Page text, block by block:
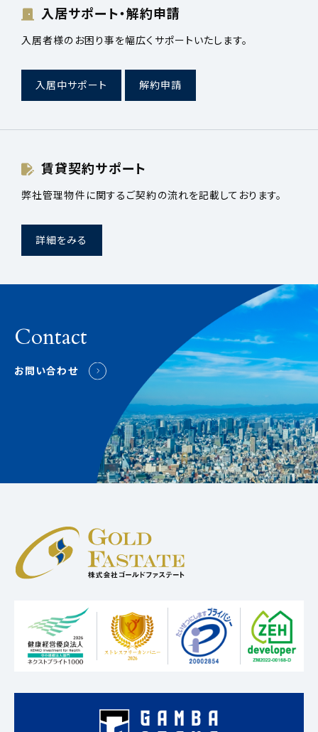
入居サポート・解約申請
入居者様のお困り事を幅広くサポートいたします。
入居中サポート 解約申請
賃貸契約サポート
弊社管理物件に関するご契約の流れを記載しております。
詳細をみる
Contact
お問い合わせ